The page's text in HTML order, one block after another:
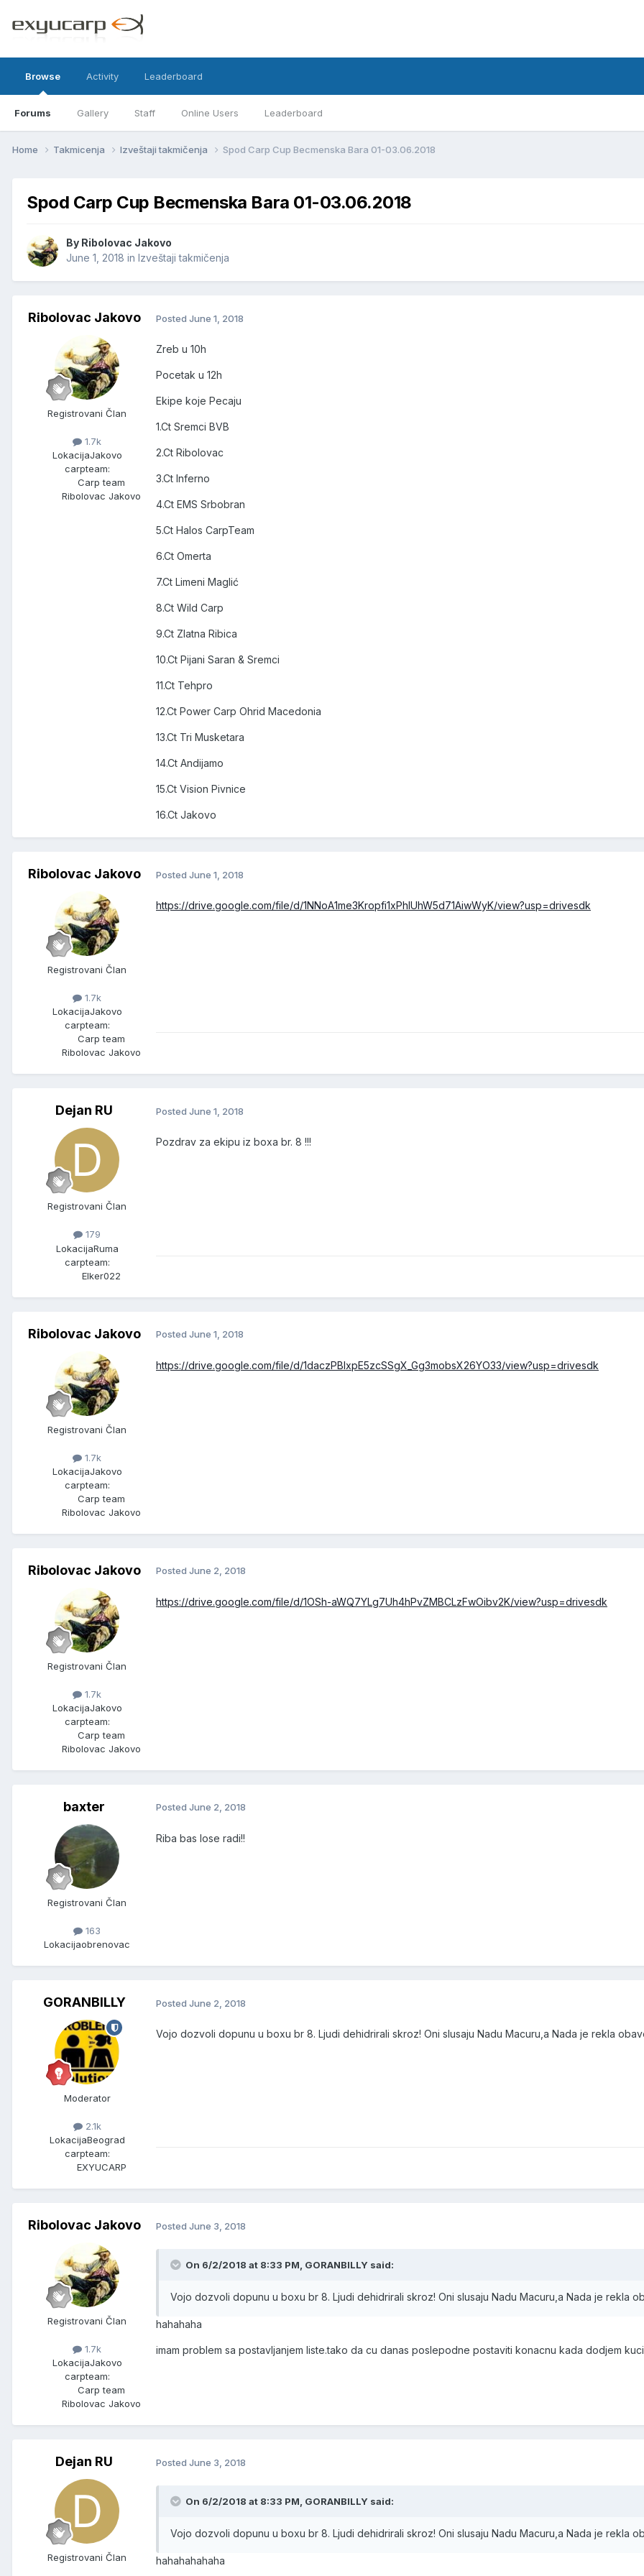
Browse
Forums Gallery Staff Online Users Leaderboard
Activity Leaderboard
Home Takmicenja Izveštaji takmičenja Spod Carp Cup Becmenska Bara 01-03.06.2018
Spod Carp Cup Becmenska Bara 01-03.06.2018
By Ribolovac Jakovo
June 1, 2018 in Izveštaji takmičenja
Ribolovac Jakovo
Registrovani Član
1.7k
LokacijaJakovo
carpteam:
Carp team
Ribolovac Jakovo
Posted June 1, 2018
Zreb u 10h
Pocetak u 12h
Ekipe koje Pecaju
1.Ct Sremci BVB
2.Ct Ribolovac
3.Ct Inferno
4.Ct EMS Srbobran
5.Ct Halos CarpTeam
6.Ct Omerta
7.Ct Limeni Maglić
8.Ct Wild Carp
9.Ct Zlatna Ribica
10.Ct Pijani Saran & Sremci
11.Ct Tehpro
12.Ct Power Carp Ohrid Macedonia
13.Ct Tri Musketara
14.Ct Andijamo
15.Ct Vision Pivnice
16.Ct Jakovo
Ribolovac Jakovo
Registrovani Član
1.7k
LokacijaJakovo
carpteam:
Carp team
Ribolovac Jakovo
Posted June 1, 2018
https://drive.google.com/file/d/1NNoA1me3Kropfi1xPhlUhW5d71AiwWyK/view?usp=drivesdk
Dejan RU
Registrovani Član
179
LokacijaRuma
carpteam:
Elker022
Posted June 1, 2018
Pozdrav za ekipu iz boxa br. 8 !!!
Ribolovac Jakovo
Registrovani Član
1.7k
LokacijaJakovo
carpteam:
Carp team
Ribolovac Jakovo
Posted June 1, 2018
https://drive.google.com/file/d/1daczPBlxpE5zcSSgX_Gg3mobsX26YO33/view?usp=drivesdk
Ribolovac Jakovo
Registrovani Član
1.7k
LokacijaJakovo
carpteam:
Carp team
Ribolovac Jakovo
Posted June 2, 2018
https://drive.google.com/file/d/1OSh-aWQ7YLg7Uh4hPvZMBCLzFwOibv2K/view?usp=drivesdk
baxter
Registrovani Član
163
Lokacijaobrenovac
Posted June 2, 2018
Riba bas lose radi!!
GORANBILLY
Moderator
2.1k
LokacijaBeograd
carpteam:
EXYUCARP
Posted June 2, 2018
Vojo dozvoli dopunu u boxu br 8. Ljudi dehidrirali skroz! Oni slusaju Nadu Macuru,a Nada je rekla
Ribolovac Jakovo
Registrovani Član
1.7k
LokacijaJakovo
carpteam:
Carp team
Ribolovac Jakovo
Posted June 3, 2018
On 6/2/2018 at 8:33 PM, GORANBILLY said:
Vojo dozvoli dopunu u boxu br 8. Ljudi dehidrirali skroz! Oni slusaju Nadu Macuru,a Nada je rekla
hahahaha
imam problem sa postavljanjem liste.tako da cu danas poslepodne postaviti konacnu kada dodjem
Dejan RU
Registrovani Član
Posted June 3, 2018
On 6/2/2018 at 8:33 PM, GORANBILLY said:
Vojo dozvoli dopunu u boxu br 8. Ljudi dehidrirali skroz! Oni slusaju Nadu Macuru,a Nada je rekla
hahahahahaha